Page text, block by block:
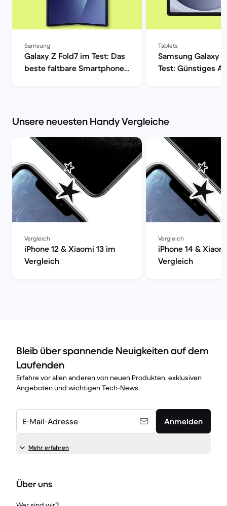
Samsung
Galaxy Z Fold7 im Test: Das
beste faltbare Smartphone?
Tablets
Samsung Galaxy
Test: Günstiges
Unsere neuesten Handy Vergleiche
Vergleich
iPhone 12 & Xiaomi 13 im
Vergleich
Vergleich
iPhone 14 &
Vergleich
Bleib über spannende Neuigkeiten auf dem
Laufenden
Erfahre vor allen anderen von neuen Produkten, exklusiven
Angeboten und wichtigen Tech-News.
E-Mail-Adresse Anmelden
Mehr erfahren
Über uns